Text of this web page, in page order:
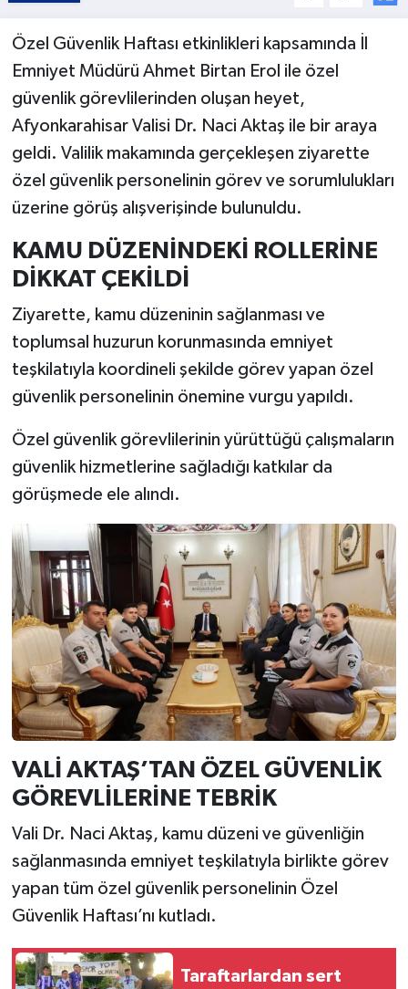
Özel Güvenlik Haftası etkinlikleri kapsamında İl
Emniyet Müdürü Ahmet Birtan Erol ile özel
güvenlik görevlilerinden oluşan heyet,
Afyonkarahisar Valisi Dr. Naci Aktaş ile bir araya
geldi. Valilik makamında gerçekleşen ziyarette
özel güvenlik personelinin görev ve sorumlulukları
üzerine görüş alışverişinde bulunuldu.
KAMU DÜZENİNDEKİ ROLLERİNE
DİKKAT ÇEKİLDİ
Ziyarette, kamu düzeninin sağlanması ve
toplumsal huzurun korunmasında emniyet
teşkilatıyla koordineli şekilde görev yapan özel
güvenlik personelinin önemine vurgu yapıldı.
Özel güvenlik görevlilerinin yürüttüğü çalışmaların
güvenlik hizmetlerine sağladığı katkılar da
görüşmede ele alındı.
VALİ AKTAŞ’TAN ÖZEL GÜVENLİK
GÖREVLİLERİNE TEBRİK
Vali Dr. Naci Aktaş, kamu düzeni ve güvenliğin
sağlanmasında emniyet teşkilatıyla birlikte görev
yapan tüm özel güvenlik personelinin Özel
Güvenlik Haftası’nı kutladı.
Taraftarlardan sert